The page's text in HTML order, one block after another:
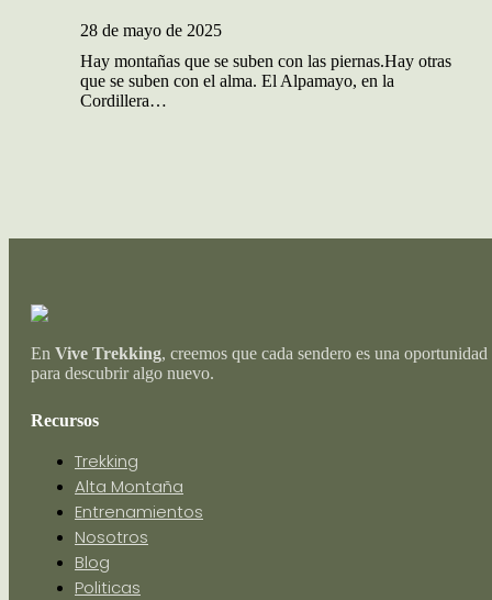
28 de mayo de 2025
Hay montañas que se suben con las piernas.Hay otras
que se suben con el alma. El Alpamayo, en la
Cordillera…
En Vive Trekking, creemos que cada sendero es una oportunidad
para descubrir algo nuevo.
Recursos
Trekking
Alta Montaña
Entrenamientos
Nosotros
Blog
Politicas